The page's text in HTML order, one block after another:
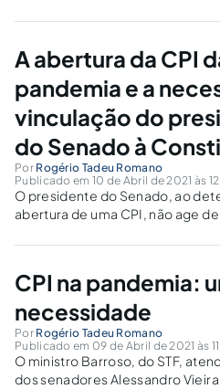
Constituição, têm poderes para
Distrito Federal ou pelos
A abertura da CPI
pandemia e a
vinculação do
do Senado à
Por Rogério Tadeu Romano
Publicado em 10 de Abril de 2021 às
O presidente do Senado, ao
abertura de uma CPI, não age
apresentados os requisitos
e oportunidade.
CPI na pandemia:
necessidade
Por Rogério Tadeu Romano
Publicado em 09 de Abril de 2021 às
O ministro Barroso, do STF,
dos senadores Alessandro